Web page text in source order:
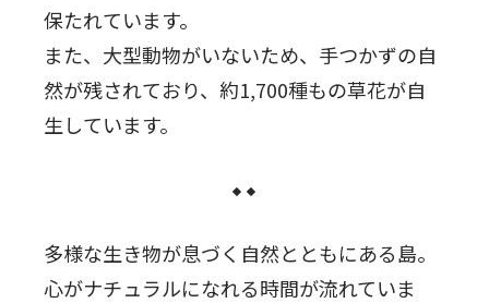
保たれています。
また、大型動物がいないため、手つかずの自
然が残されており、約1,700種もの草花が自
生しています。
多様な生き物が息づく自然とともにある島。
心がナチュラルになれる時間が流れていま